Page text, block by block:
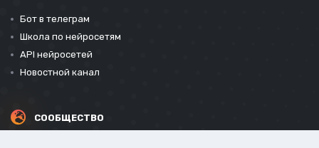
Бот в телеграм
Школа по нейросетям
API нейросетей
Новостной канал
СООБЩЕСТВО